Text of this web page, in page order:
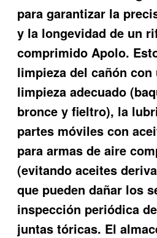
para garantizar la
y la longevidad de un
comprimido Apolo.
limpieza del cañón
limpieza adecuado
bronce y fieltro), la
partes móviles con
para armas de aire
(evitando aceites
que pueden dañar los
inspección periódica
juntas tóricas. El